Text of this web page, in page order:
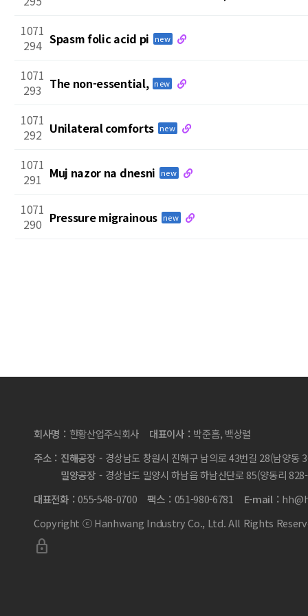
1071
294 Spasm folic acid pi new
1071
293 The non-essential, new
1071
292 Unilateral comforts new
1071
291 Muj nazor na dnesni new
1071
290 Pressure migrainous new
회사명 한황산업주식회사 대표이사
박준흠, 백상렬
주소
진해공장
경상남도 창원시 진해구 남의로 43번길 28(남양동
밀양공장
경상남도 밀양시 하남읍 하남산단로 85(양동리
대표전화
055-548-0700 팩스 051-980-6781 E-mail
Copyright ⓒ Hanhwang Industry Co., Ltd. All Rights
lock